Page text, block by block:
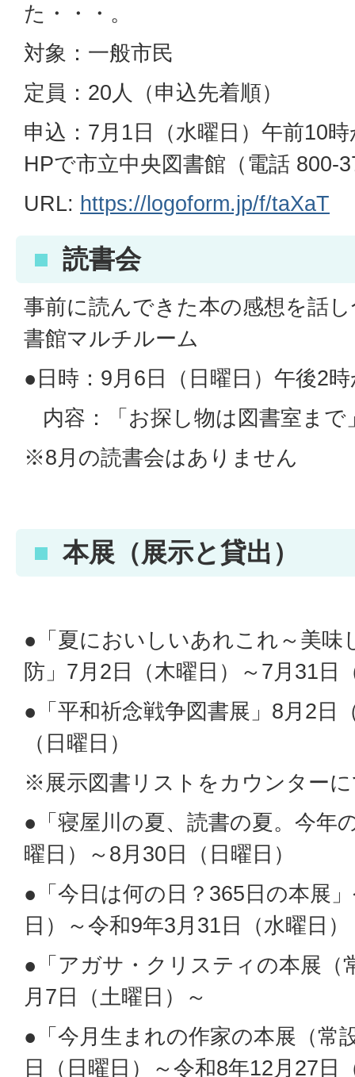
た・・・。
対象：一般市民
定員：20人（申込先着順）
申込：7月1日（水曜日）午前10
HPで市立中央図書館（電話 800-
URL: https://logoform.jp/f/taXaT
読書会
事前に読んできた本の感想を話
書館マルチルーム
●日時：9月6日（日曜日）午後2
内容：「お探し物は図書室まで
※8月の読書会はありません
本展（展示と貸出）
●「夏においしいあれこれ～美味
防」7月2日（木曜日）～7月31日
●「平和祈念戦争図書展」8月2日
（日曜日）
※展示図書リストをカウンター
●「寝屋川の夏、読書の夏。今年
曜日）～8月30日（日曜日）
●「今日は何の日？365日の本展
日）～令和9年3月31日（水曜日）
●「アガサ・クリスティの本展（
月7日（土曜日）～
●「今月生まれの作家の本展（常
日（日曜日）～令和8年12月27日